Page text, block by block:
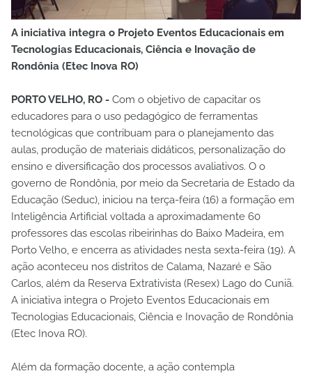
A iniciativa integra o Projeto Eventos Educacionais em
Tecnologias Educacionais, Ciência e Inovação de
Rondônia (Etec Inova RO)
PORTO VELHO, RO - Com o objetivo de capacitar os
educadores para o uso pedagógico de ferramentas
tecnológicas que contribuam para o planejamento das
aulas, produção de materiais didáticos, personalização do
ensino e diversificação dos processos avaliativos. O o
governo de Rondônia, por meio da Secretaria de Estado da
Educação (Seduc), iniciou na terça-feira (16) a formação em
Inteligência Artificial voltada a aproximadamente 60
professores das escolas ribeirinhas do Baixo Madeira, em
Porto Velho, e encerra as atividades nesta sexta-feira (19). A
ação aconteceu nos distritos de Calama, Nazaré e São
Carlos, além da Reserva Extrativista (Resex) Lago do Cuniã.
A iniciativa integra o Projeto Eventos Educacionais em
Tecnologias Educacionais, Ciência e Inovação de Rondônia
(Etec Inova RO).
Além da formação docente, a ação contempla